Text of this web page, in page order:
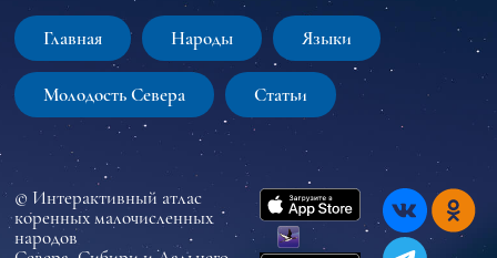
Главная Народы Языки
Молодость Севера Статьи
© Интерактивный атлас
коренных малочисленных
народов